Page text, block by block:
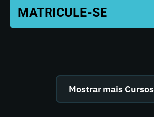
Mostrar mais Cursos